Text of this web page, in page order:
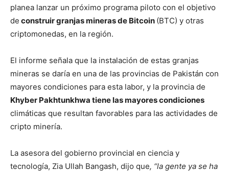
planea lanzar un próximo programa piloto con el objetivo
de construir granjas mineras de Bitcoin (BTC) y otras
criptomonedas, en la región.
El informe señala que la instalación de estas granjas
mineras se daría en una de las provincias de Pakistán con
mayores condiciones para esta labor, y la provincia de
Khyber Pakhtunkhwa tiene las mayores condiciones
climáticas que resultan favorables para las actividades de
cripto minería.
La asesora del gobierno provincial en ciencia y
tecnología, Zia Ullah Bangash, dijo que, “la gente ya se ha